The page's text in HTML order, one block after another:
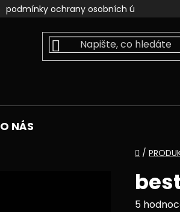
podmínky ochrany osobních údajů
O NÁS
Domů
/
5